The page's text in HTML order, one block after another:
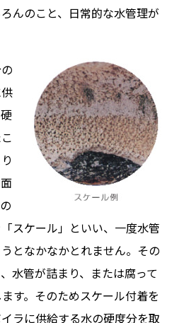
んのこと、日常的な水管理が
スケール」といい、一度水管
となかなかとれません。その
水管が詰まり、または腐って
す。そのためスケール付着を
ラに供給する水の硬度分を取